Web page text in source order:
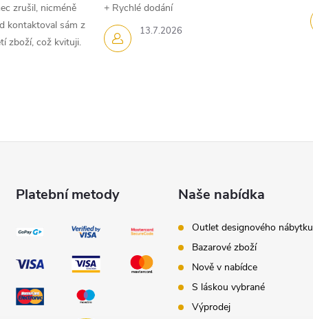
zrušil, nicméně
kontaktoval sám z
zboží, což kvituji.
13.7.2026
+ Rychlé dodání
Platební metody Naše nabídka
Outlet designového nábytku
Bazarové zboží
Nově v nabídce
S láskou vybrané
Výprodej